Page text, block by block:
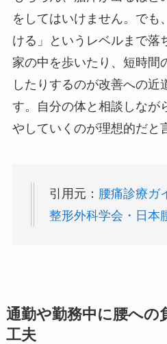
をしてはいけません。でも
ける」というレベルまで落
家の中を歩いたり、短時間
したりするのが改善への近
す。自分の体と相談しなが
やしていくのが理想的だと
引用元： 腰痛診療ガ
整形外科学会・日本
通勤や勤務中に腰への
工夫